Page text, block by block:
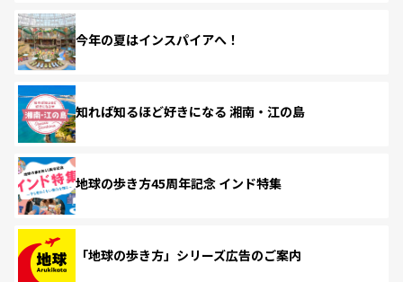
今年の夏はインスパイアへ！
知れば知るほど好きになる 湘南・江の島
地球の歩き方45周年記念 インド特集
「地球の歩き方」シリーズ広告のご案内